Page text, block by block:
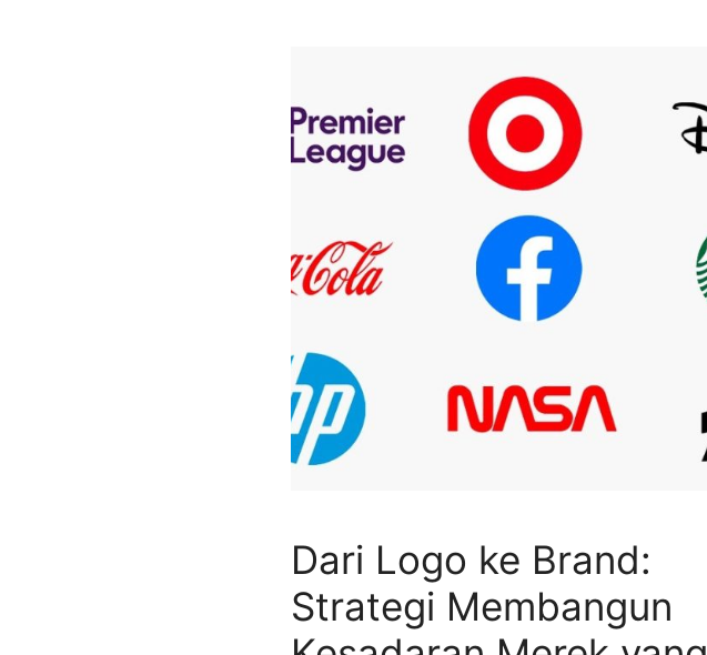
Dari Logo ke Brand:
Strategi Membangun